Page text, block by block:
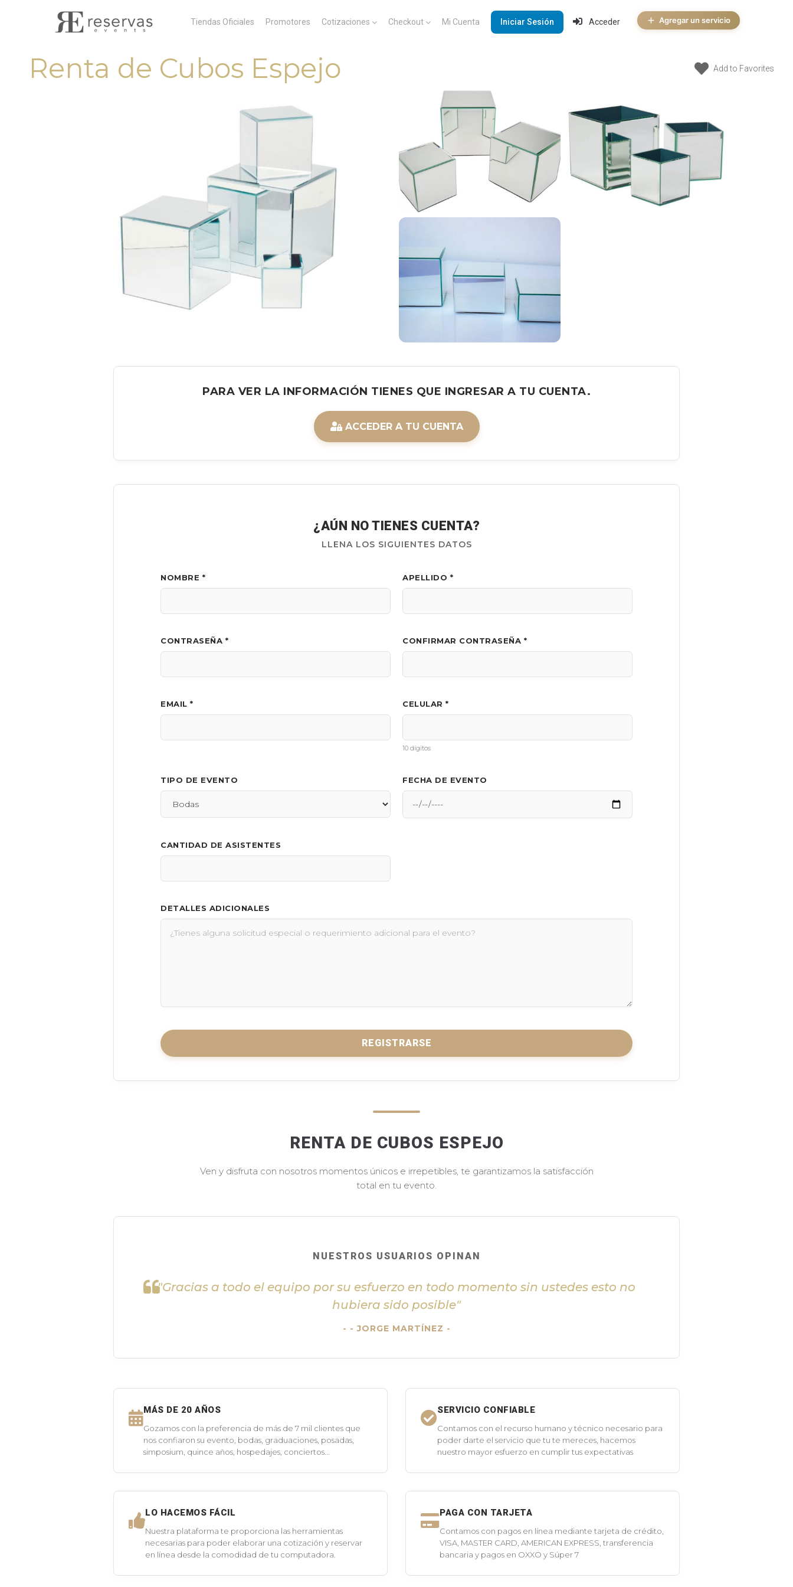
Tiendas Oficiales Promotores Cotizaciones Checkout Mi Cuenta Iniciar Sesión Acceder Agregar un servicio
Renta de Cubos Espejo Add to Favorites
PARA VER LA INFORMACIÓN TIENES QUE INGRESAR A TU CUENTA.
ACCEDER A TU CUENTA
¿AÚN NO TIENES CUENTA?
LLENA LOS SIGUIENTES DATOS
NOMBRE * APELLIDO *
CONTRASEÑA * CONFIRMAR CONTRASEÑA *
EMAIL * CELULAR *
10 dígitos
TIPO DE EVENTO FECHA DE EVENTO
CANTIDAD DE ASISTENTES
DETALLES ADICIONALES
REGISTRARSE
RENTA DE CUBOS ESPEJO
Ven y disfruta con nosotros momentos únicos e irrepetibles, te garantizamos la satisfacción
total en tu evento.
NUESTROS USUARIOS OPINAN
"Gracias a todo el equipo por su esfuerzo en todo momento sin ustedes esto no
hubiera sido posible"
- JORGE MARTÍNEZ -
MÁS DE 20 AÑOS
Gozamos con la preferencia de más de 7 mil clientes que
nos confiaron su evento, bodas, graduaciones, posadas,
simposium, quince años, hospedajes, conciertos...
SERVICIO CONFIABLE
Contamos con el recurso humano y técnico necesario para
poder darte el servicio que tu te mereces, hacemos
nuestro mayor esfuerzo en cumplir tus expectativas
LO HACEMOS FÁCIL
Nuestra plataforma te proporciona las herramientas
necesarias para poder elaborar una cotización y reservar
en línea desde la comodidad de tu computadora.
PAGA CON TARJETA
Contamos con pagos en línea mediante tarjeta de crédito,
VISA, MASTER CARD, AMERICAN EXPRESS, transferencia
bancaria y pagos en OXXO y Súper 7